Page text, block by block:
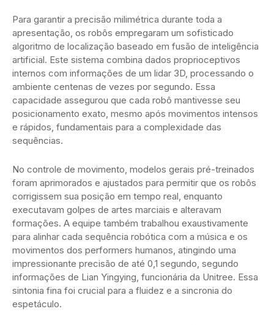
Para garantir a precisão milimétrica durante toda a
apresentação, os robôs empregaram um sofisticado
algoritmo de localização baseado em fusão de inteligência
artificial. Este sistema combina dados proprioceptivos
internos com informações de um lidar 3D, processando o
ambiente centenas de vezes por segundo. Essa
capacidade assegurou que cada robô mantivesse seu
posicionamento exato, mesmo após movimentos intensos
e rápidos, fundamentais para a complexidade das
sequências.
No controle de movimento, modelos gerais pré-treinados
foram aprimorados e ajustados para permitir que os robôs
corrigissem sua posição em tempo real, enquanto
executavam golpes de artes marciais e alteravam
formações. A equipe também trabalhou exaustivamente
para alinhar cada sequência robótica com a música e os
movimentos dos performers humanos, atingindo uma
impressionante precisão de até 0,1 segundo, segundo
informações de Lian Yingying, funcionária da Unitree. Essa
sintonia fina foi crucial para a fluidez e a sincronia do
espetáculo.